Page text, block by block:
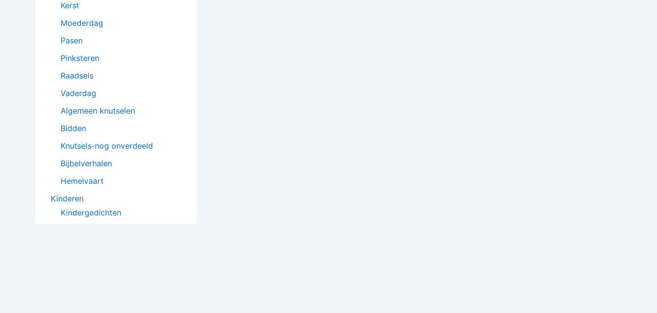
Kerst
Moederdag
Pasen
Pinksteren
Raadsels
Vaderdag
Algemeen knutselen
Bidden
Knutsels-nog onverdeeld
Bijbelverhalen
Hemelvaart
Kinderen
Kindergedichten